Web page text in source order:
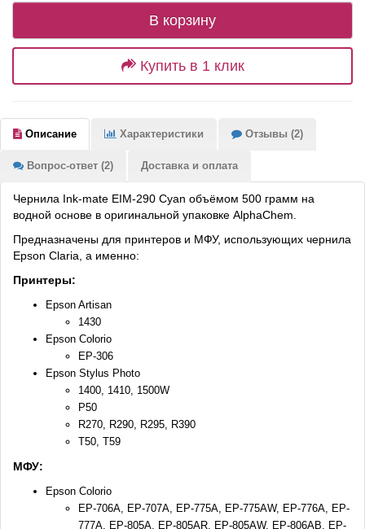
В корзину
Купить в 1 клик
Описание Характеристики Отзывы (2)
Вопрос-ответ (2) Доставка и оплата
Чернила Ink-mate EIM-290 Cyan объёмом 500 грамм на
водной основе в оригинальной упаковке AlphaChem.
Предназначены для принтеров и МФУ, использующих чернила
Epson Claria, а именно:
Принтеры:
Epson Artisan
1430
Epson Colorio
EP-306
Epson Stylus Photo
1400, 1410, 1500W
P50
R270, R290, R295, R390
T50, T59
МФУ:
Epson Colorio
EP-706A, EP-707A, EP-775A, EP-775AW, EP-776A, EP-
777A, EP-805A, EP-805AR, EP-805AW, EP-806AB, EP-